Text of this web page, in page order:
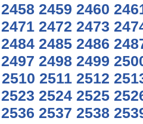
2458 2459 2460
2471 2472 2473
2484 2485 2486
2497 2498 2499
2510 2511 2512
2523 2524 2525
2536 2537 2538